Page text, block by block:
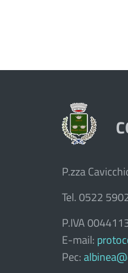
P.zza
Tel. 0522
P.IVA
E-mail:
Pec: